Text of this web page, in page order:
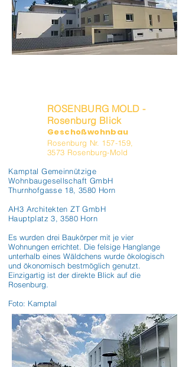
ROSENBURG MOLD -
Rosenburg Blick
Geschoßwohnbau
Rosenburg Nr. 157-159,
3573 Rosenburg-Mold
Kamptal Gemeinnützige
Wohnbaugesellschaft GmbH
Thurnhofgasse 18, 3580 Horn
AH3 Architekten ZT GmbH
Hauptplatz 3, 3580 Horn
Es wurden drei Baukörper mit je vier
Wohnungen errichtet. Die felsige Hanglange
unterhalb eines Wäldchens wurde ökologisch
und ökonomisch bestmöglich genutzt.
Einzigartig ist der direkte Blick auf die
Rosenburg.
Foto: Kamptal